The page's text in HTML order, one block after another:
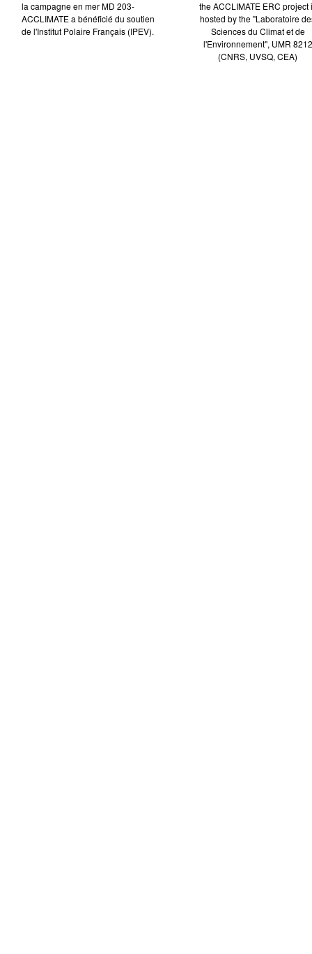
la campagne en mer MD 203-
ACCLIMATE a bénéficié du soutien
de l'Institut Polaire Français (IPEV).
the ACCLIMATE ERC project
hosted by the "Laboratoire
Sciences du Climat et de
l'Environnement", UMR 8212
(CNRS, UVSQ, CEA)